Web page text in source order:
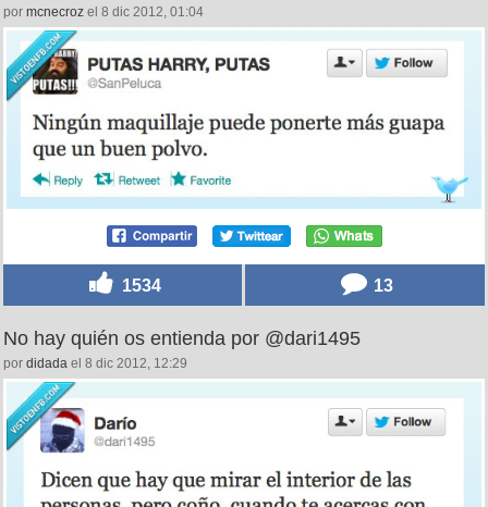
por mcnecroz el 8 dic 2012, 01:04
1534 13
No hay quién os entienda por @dari1495
por didada el 8 dic 2012, 12:29